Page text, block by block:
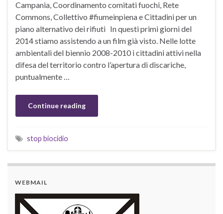
Campania, Coordinamento comitati fuochi, Rete
Commons, Collettivo #fiumeinpiena e Cittadini per un
piano alternativo dei rifiuti In questi primi giorni del
2014 stiamo assistendo a un film già visto. Nelle lotte
ambientali del biennio 2008-2010 i cittadini attivi nella
difesa del territorio contro l’apertura di discariche,
puntualmente …
Continue reading
stop biocidio
WEBMAIL